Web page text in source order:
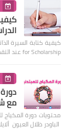
for Scholarship عند التقدم بطلب للحصو…
مع
محتويات دورة
الباودر ظلال العيون